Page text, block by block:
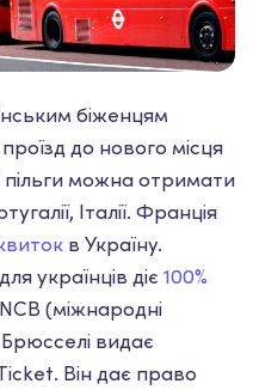
біженцям
до нового місця
можна отримати
Італії. Франція
в Україну.
українців діє 100%
(міжнародні
видає
Він дає право